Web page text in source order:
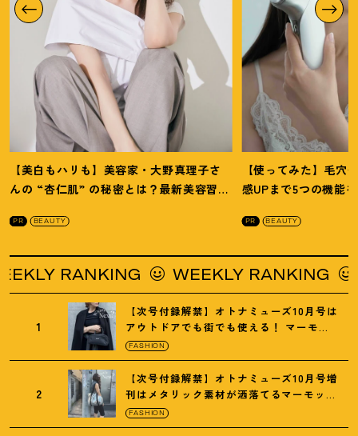
【美白もハリも】美容家・大野真理子さ
んの “杏仁肌” の秘密とは ？ 最新美容習慣
PR BEAUTY
【使ってみた】毛穴
感UPまで5つの機能
PR BEAUTY
WEEKLY RANKING
1
【次号付録解禁】オトナミューズ10月号は
アウトドアでも街でも使える ！ マーモッ
トの黒ショルダー
FASHION
2
【次号付録解禁】オトナミューズ10月号増
刊はメタリック素材が洒落てるマーモット
の保冷バッグ
FASHION